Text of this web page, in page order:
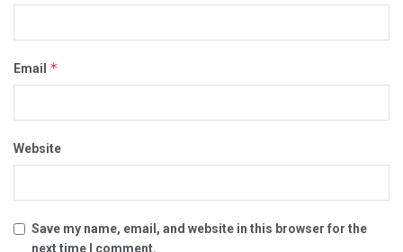
Email *
Website
Save my name, email, and website in this browser for the
next time I comment.